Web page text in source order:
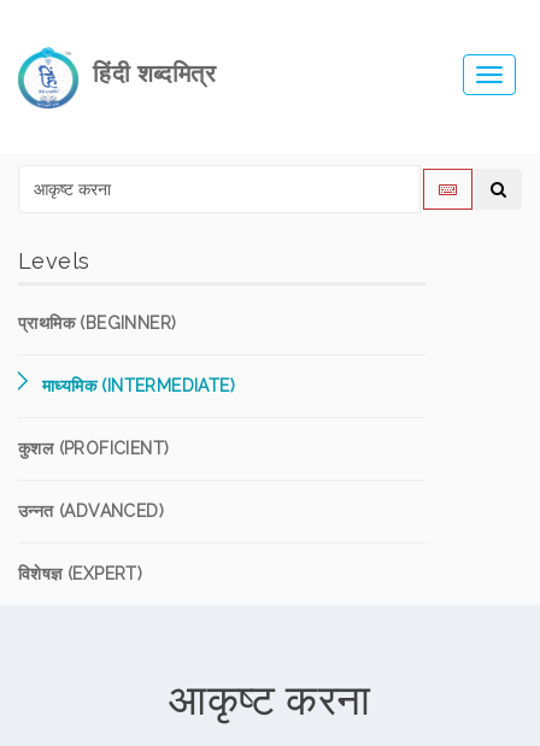
हिंदी शब्दमित्र
Levels
प्राथमिक (BEGINNER)
माध्यमिक (INTERMEDIATE)
कुशल (PROFICIENT)
उन्नत (ADVANCED)
विशेषज्ञ (EXPERT)
आकृष्ट करना